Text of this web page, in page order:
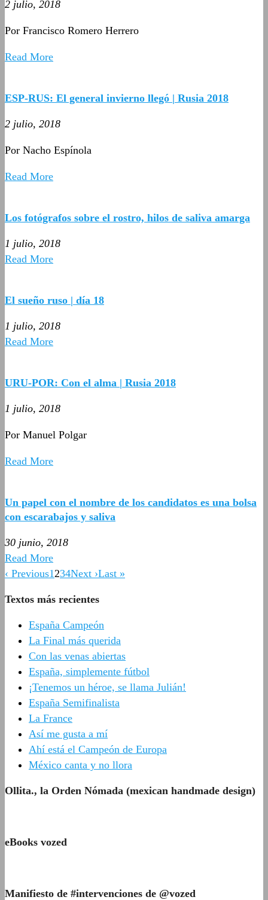
2 julio, 2018
Por Francisco Romero Herrero
Read More
ESP-RUS: El general invierno llegó | Rusia 2018
2 julio, 2018
Por Nacho Espínola
Read More
Los fotógrafos sobre el rostro, hilos de saliva amarga
1 julio, 2018
Read More
El sueño ruso | día 18
1 julio, 2018
Read More
URU-POR: Con el alma | Rusia 2018
1 julio, 2018
Por Manuel Polgar
Read More
Un papel con el nombre de los candidatos es una bolsa
con escarabajos y saliva
30 junio, 2018
Read More
‹ Previous1 234Next ›Last »
Textos más recientes
España Campeón
La Final más querida
Con las venas abiertas
España, simplemente fútbol
¡Tenemos un héroe, se llama Julián!
España Semifinalista
La France
Así me gusta a mí
Ahí está el Campeón de Europa
México canta y no llora
Ollita., la Orden Nómada (mexican handmade design)
eBooks vozed
Manifiesto de #intervenciones de @vozed